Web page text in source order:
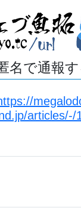
名で通報す
articles/-/